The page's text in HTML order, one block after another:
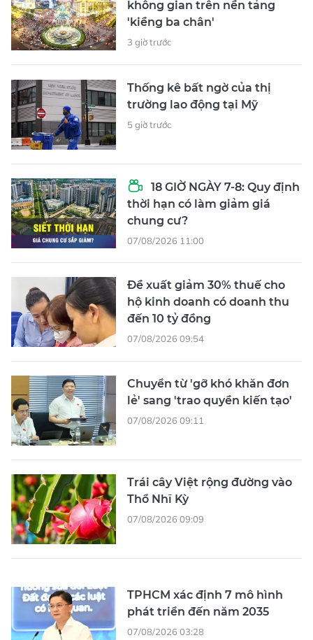
không gian trên nền tảng
'kiềng ba chân'
3 giờ trước
Thống kê bất ngờ của thị
trường lao động tại Mỹ
5 giờ trước
18 GIỜ NGÀY 7-8: Quy định
thời hạn có làm giảm giá
chung cư?
07/08/2026 11:00
Đề xuất giảm 30% thuế cho
hộ kinh doanh có doanh thu
đến 10 tỷ đồng
07/08/2026 09:54
Chuyển từ 'gỡ khó khăn đơn
lẻ' sang 'trao quyền kiến tạo'
07/08/2026 09:11
Trái cây Việt rộng đường vào
Thổ Nhĩ Kỳ
07/08/2026 09:09
TPHCM xác định 7 mô hình
phát triển đến năm 2035
07/08/2026 03:28